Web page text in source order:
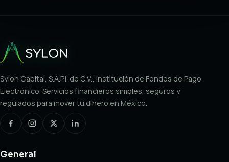
Sylon Capital, S.A.P.I. de C.V., Institución de Fondos de Pago
Electrónico. Servicios financieros simples, seguros y
regulados para mover tu dinero en México.
General